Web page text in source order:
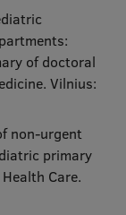
of doctoral
Vilnius:
non-urgent
primary
Care.